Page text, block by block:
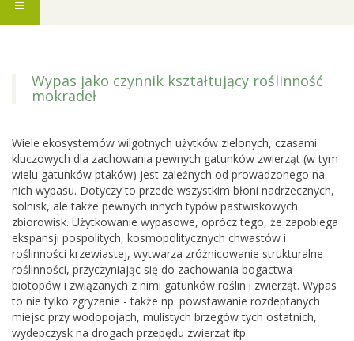
Wypas jako czynnik kształtujący roślinność
mokradeł
Wiele ekosystemów wilgotnych użytków zielonych, czasami
kluczowych dla zachowania pewnych gatunków zwierząt (w tym
wielu gatunków ptaków) jest zależnych od prowadzonego na
nich wypasu. Dotyczy to przede wszystkim błoni nadrzecznych,
solnisk, ale także pewnych innych typów pastwiskowych
zbiorowisk. Użytkowanie wypasowe, oprócz tego, że zapobiega
ekspansji pospolitych, kosmopolitycznych chwastów i
roślinności krzewiastej, wytwarza zróżnicowanie strukturalne
roślinności, przyczyniając się do zachowania bogactwa
biotopów i związanych z nimi gatunków roślin i zwierząt. Wypas
to nie tylko zgryzanie - także np. powstawanie rozdeptanych
miejsc przy wodopojach, mulistych brzegów tych ostatnich,
wydepczysk na drogach przepędu zwierząt itp.